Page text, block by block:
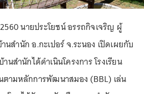
นายประโยชน์ อรรถกิจเจริญ ผู้
นสำนัก อ.กะเปอร์ จ.ระนอง เปิดเผยกับ
านสำนักได้ดำเนินโครงการ โรงเรียน
ตามหลักการพัฒนาสมอง (BBL) เล่น